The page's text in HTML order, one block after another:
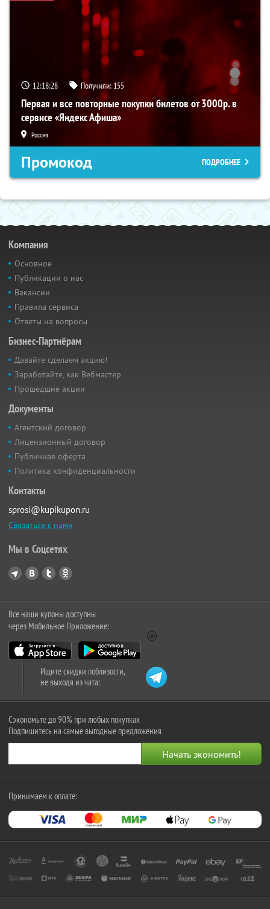
12:18:28 Получили: 155
Первая и все повторные покупки билетов от 3000р. в
сервисе «Яндекс Афиша»
Россия
Промокод ПОДРОБНЕЕ
Компания
Основное
Публикации о нас
Вакансии
Правила сервиса
Ответы на вопросы
Бизнес-Партнёрам
Давайте сделаем акцию!
Заработайте, как Вебмастер
Прошедшие акции
Документы
Агентский договор
Лицензионный договор
Публичная оферта
Политика конфиденциальности
Контакты
sprosi@kupikupon.ru
Связаться с нами
Мы в Соцсетях
Все наши купоны доступны
через Мобильное Приложение:
Ищите скидки поблизости,
не выходя из чата:
Сэкономьте до 90% при любых покупках
Подпишитесь на самые выгодные предложения
Принимаем к оплате: